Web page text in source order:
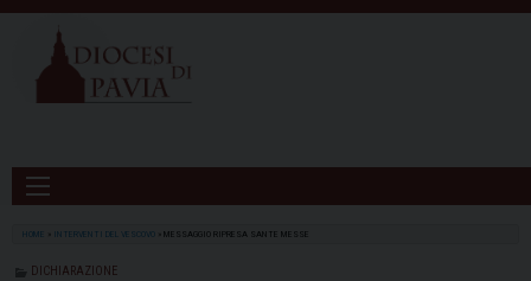
HOME INTERVENTI DEL VESCOVO MESSAGGIO RIPRESA SANTE MESSE
DICHIARAZIONE